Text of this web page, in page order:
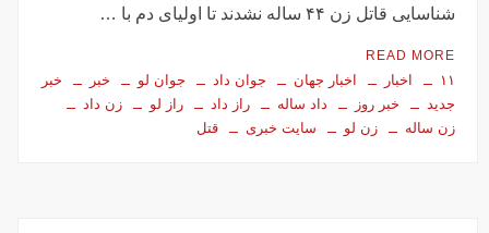
شناسایی قاتل زن ۴۴ ساله نشدند تا اولیای دم با …
READ MORE
۱۱ اخبار اخبار جهان جوان داد جوان لو خبر
خبر
جدید
خبر روز داد ساله راز داد راز لو
زن داد
زن ساله
زن لو سایت خبری قتل